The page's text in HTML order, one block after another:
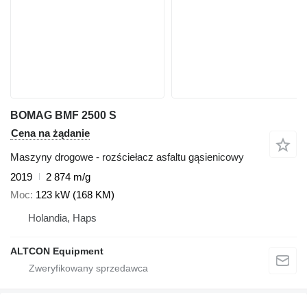
BOMAG BMF 2500 S
Cena na żądanie
Maszyny drogowe - rozściełacz asfaltu gąsienicowy
2019
2 874 m/g
Moc 123 kW (168 KM)
Holandia, Haps
ALTCON Equipment